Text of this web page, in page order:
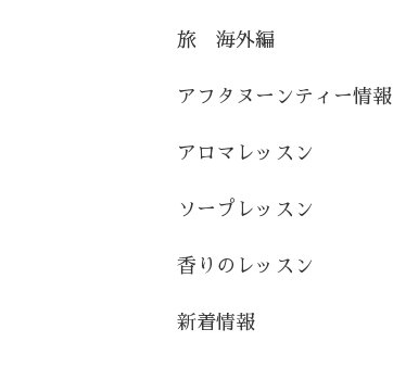
旅 海外編
アフタヌーンティー情報
アロマレッスン
ソープレッスン
香りのレッスン
新着情報